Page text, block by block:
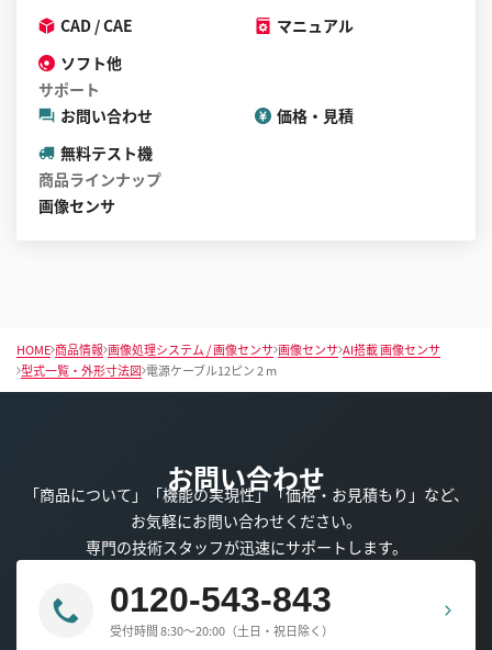
CAD / CAE
マニュアル
ソフト他
サポート
お問い合わせ
価格・見積
無料テスト機
商品ラインナップ
画像センサ
HOME 商品情報 画像処理システム / 画像センサ 画像センサ AI搭載 画像センサ
型式一覧・外形寸法図 電源ケーブル12ピン 2 m
お問い合わせ
「商品について」「機能の実現性」「価格・お見積もり」など、
お気軽にお問い合わせください。
専門の技術スタッフが迅速にサポートします。
0120-543-843
受付時間 8:30～20:00（土日・祝日除く）